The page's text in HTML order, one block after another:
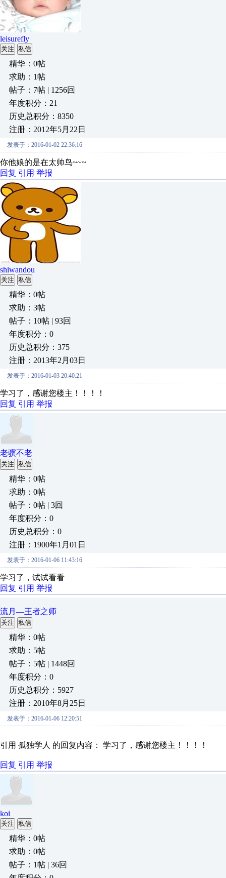
leisurefly
关注 私信
精华：0帖
求助：1帖
帖子：7帖 | 1256回
年度积分：21
历史总积分：8350
注册：2012年5月22日
发表于：2016-01-02 22:36:16
你他娘的是在太帅鸟~~~
回复 引用 举报
shiwandou
关注 私信
精华：0帖
求助：3帖
帖子：10帖 | 93回
年度积分：0
历史总积分：375
注册：2013年2月03日
发表于：2016-01-03 20:40:21
学习了，感谢您楼主！！！！
回复 引用 举报
老骥不老
关注 私信
精华：0帖
求助：0帖
帖子：0帖 | 3回
年度积分：0
历史总积分：0
注册：1900年1月01日
发表于：2016-01-06 11:43:16
学习了，试试看看
回复 引用 举报
流月—王者之师
关注 私信
精华：0帖
求助：5帖
帖子：5帖 | 1448回
年度积分：0
历史总积分：5927
注册：2010年8月25日
发表于：2016-01-06 12:20:51
引用 孤独学人 的回复内容： 学习了，感谢您楼主！！！！
回复 引用 举报
koi
关注 私信
精华：0帖
求助：0帖
帖子：1帖 | 36回